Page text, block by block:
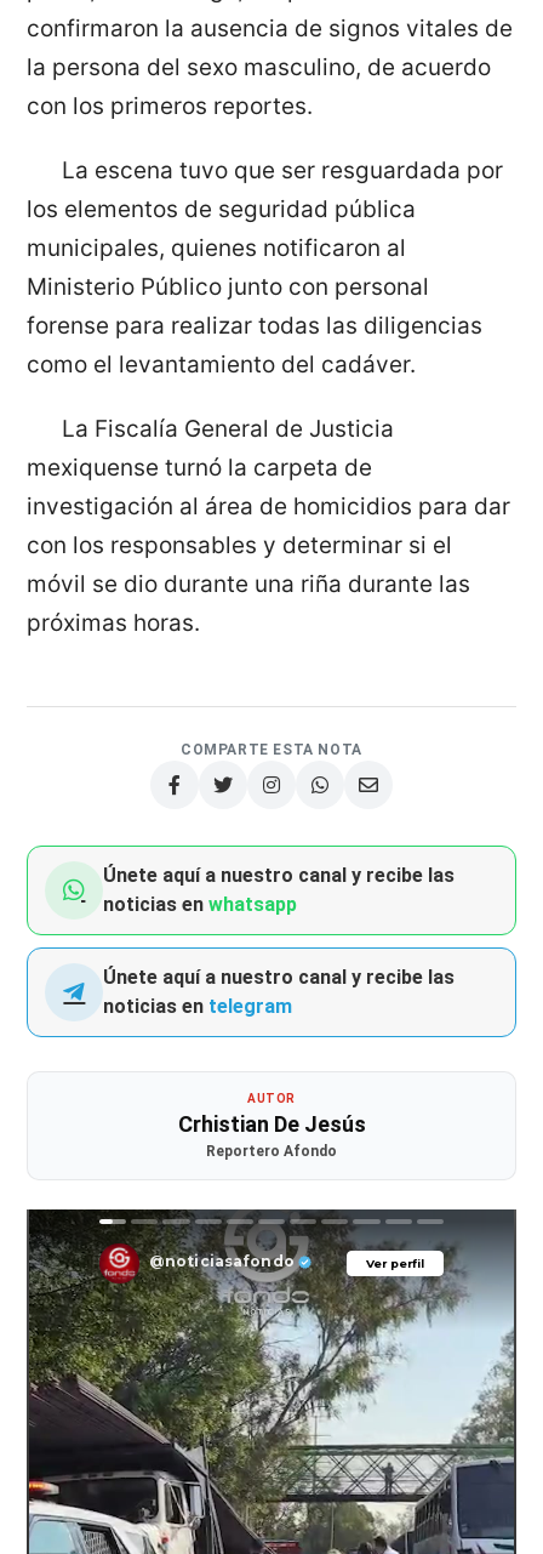
confirmaron la ausencia de signos vitales de
la persona del sexo masculino, de acuerdo
con los primeros reportes.
La escena tuvo que ser resguardada por
los elementos de seguridad pública
municipales, quienes notificaron al
Ministerio Público junto con personal
forense para realizar todas las diligencias
como el levantamiento del cadáver.
La Fiscalía General de Justicia
mexiquense turnó la carpeta de
investigación al área de homicidios para dar
con los responsables y determinar si el
móvil se dio durante una riña durante las
próximas horas.
COMPARTE ESTA NOTA
Únete aquí a nuestro canal y recibe las
noticias enwhatsapp
Únete aquí a nuestro canal y recibe las
noticias en telegram
AUTOR
Crhistian De Jesús
Reportero Afondo
Ver perfil
@noticiasafondo Ver perfil